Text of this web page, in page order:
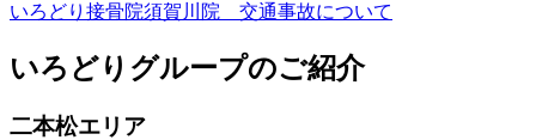
いろどり接骨院須賀川院 交通事故について
いろどりグループのご紹介
二本松エリア